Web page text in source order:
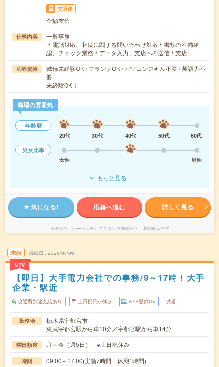
交通費
全額支給
仕事内容
一般事務
＊電話対応、相続に関する問い合わせ対応＊書類の不備確
認、チェック業務＊データ入力、支店への送信＊支店…
応募資格
職種未経験OK / ブランクOK / パソコンスキル不要 / 英語力不
要
未経験OK！
職場の雰囲気
年齢層
20代
30代 40代 50代
60代
男女比率
女性
男性
もっと見る
気になる! 応募へ進む 詳しく見る
派遣会社 パーソルテンプスタッフ株式会社 北関東エリア
未読
NEW
掲載日 2026/08/06
【即日】大手電力会社での事務/9～17時！大手
企業・駅近
交通費別途支給あり 土日祝日が休み WEB登録OK 派遣
勤務地
栃木県宇都宮市
東武宇都宮駅から車10分／宇都宮駅から車14分
曜日頻度 月～金（週5日） ※土日祝休み
時間 09:00～17:00(実働7時間 休憩1時間)